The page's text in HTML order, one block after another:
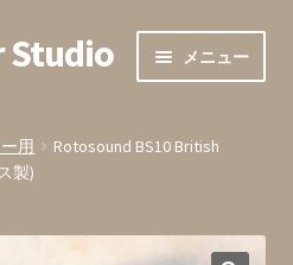
Studio メニュー
用
Rotosound BS10 British
製)